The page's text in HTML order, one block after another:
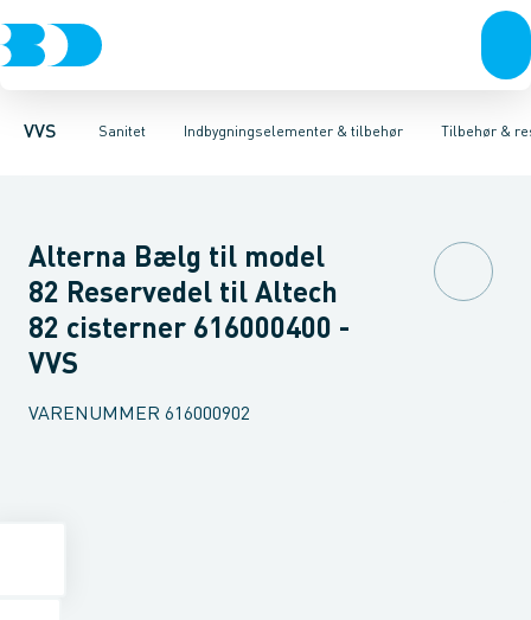
VVS Sanitet
Rør & fittingsPressfittings & rørKuglehaner & ventilerAfløb
Indbygningselementer & tilbehør
Toiletter, sæder og cisternerVaskeArmaturerBrusereTilbehør &
Høje Indbygnings elementerLave Indbygnings elementer
Alterna Bælg til model
82 Reservedel til Altech
82 cisterner 616000400 -
VVS
VARENUMMER 616000902